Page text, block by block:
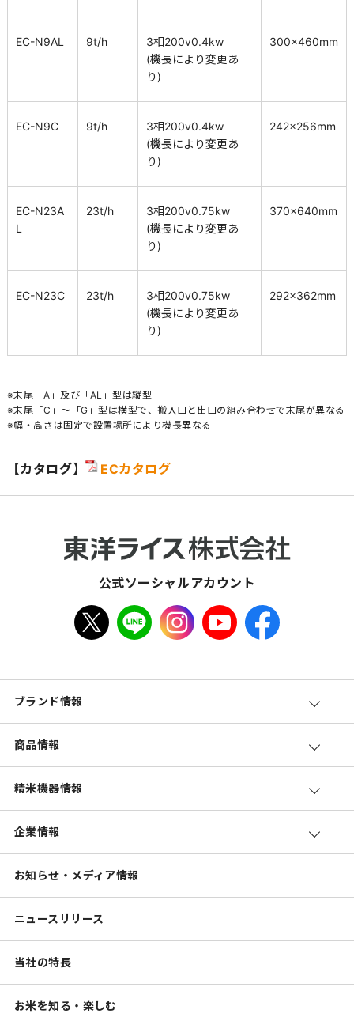
EC-N9AL 9t/h
3相200v0.4kw
(機長により変更あ
り)
300×460mm
EC-N9C 9t/h
3相200v0.4kw
(機長により変更あ
り)
242×256mm
EC-N23A
L
23t/h
3相200v0.75kw
(機長により変更あ
り)
370×640mm
EC-N23C 23t/h
3相200v0.75kw
(機長により変更あ
り)
292×362mm
※末尾「A」及び「AL」型は縦型
※末尾「C」～「G」型は横型で、搬入口と出口の組み合わせで末尾が異なる
※幅・高さは固定で設置場所により機長異なる
【カタログ】 ECカタログ
公式ソーシャルアカウント
ブランド情報
商品情報
精米機器情報
企業情報
お知らせ・メディア情報
ニュースリリース
当社の特長
お米を知る・楽しむ